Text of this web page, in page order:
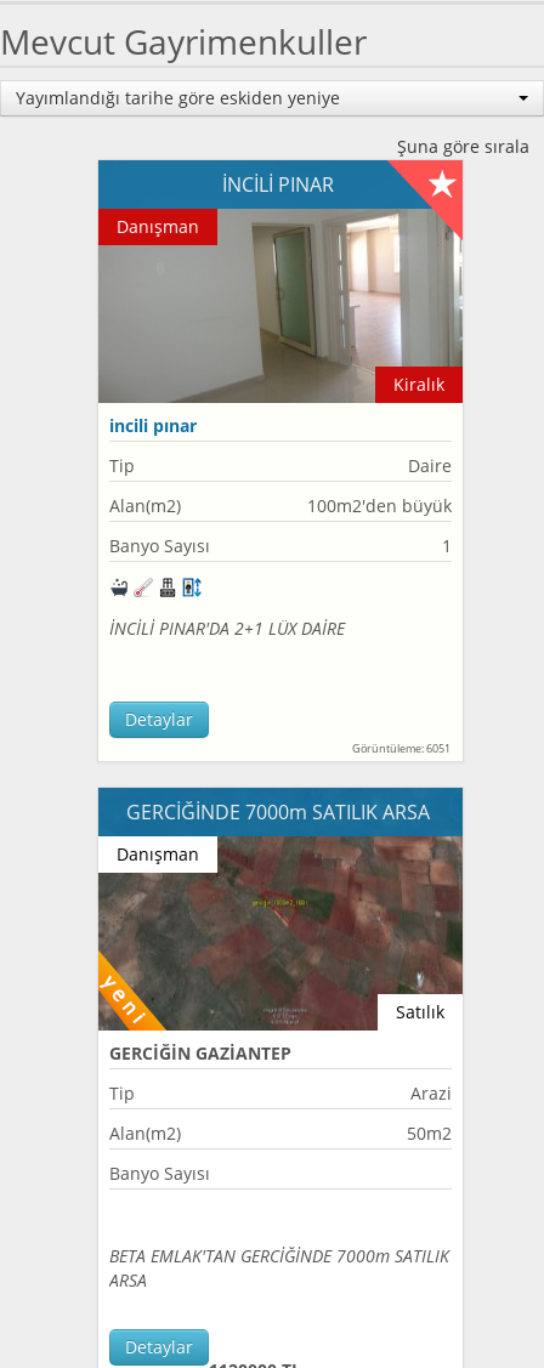
Mevcut Gayrimenkuller
Yayımlandığı tarihe göre eskiden yeniye
Şuna göre sırala
İNCİLİ PINAR
Kiralık
Danışman
incili pınar
Tip
Daire
Alan(m2)
100m2'den büyük
Banyo Sayısı
1
İNCİLİ PINAR'DA 2+1 LÜX DAİRE
Detaylar
Görüntüleme: 6051
GERCİĞİNDE 7000m SATILIK ARSA
Satılık
Danışman
GERCİĞİN GAZİANTEP
Tip
Arazi
Alan(m2)
50m2
Banyo Sayısı
BETA EMLAK'TAN GERCİĞİNDE 7000m SATILIK
ARSA
Detaylar